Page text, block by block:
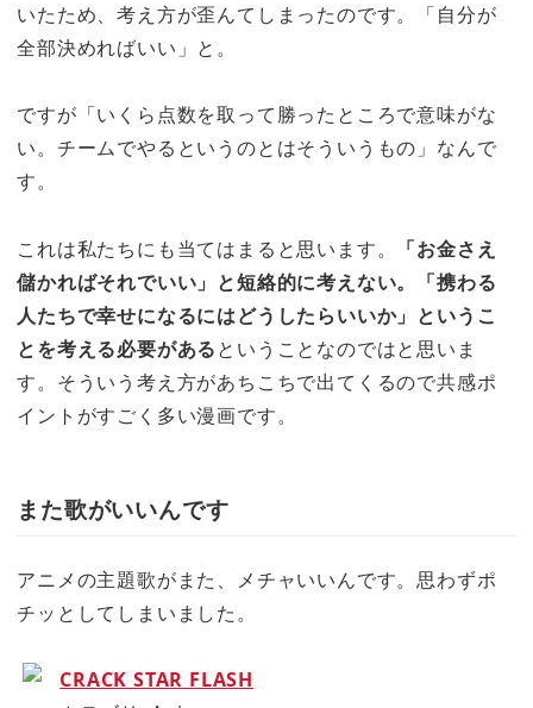
いたため、考え方が歪んてしまったのです。「自分が
全部決めればいい」と。
ですが「いくら点数を取って勝ったところで意味がな
い。チームでやるというのとはそういうもの」なんで
す。
これは私たちにも当てはまると思います。
「お金さえ
儲かればそれでいい」と短絡的に考えない。「携わる
人たちで幸せになるにはどうしたらいいか」というこ
とを考える必要があるということなのではと思いま
す。そういう考え方があちこちで出てくるので共感ポ
イントがすごく多い漫画です。
また歌がいいんです
アニメの主題歌がまた、メチャいいんです。思わずポ
チッとしてしまいました。
CRACK STAR FLASH